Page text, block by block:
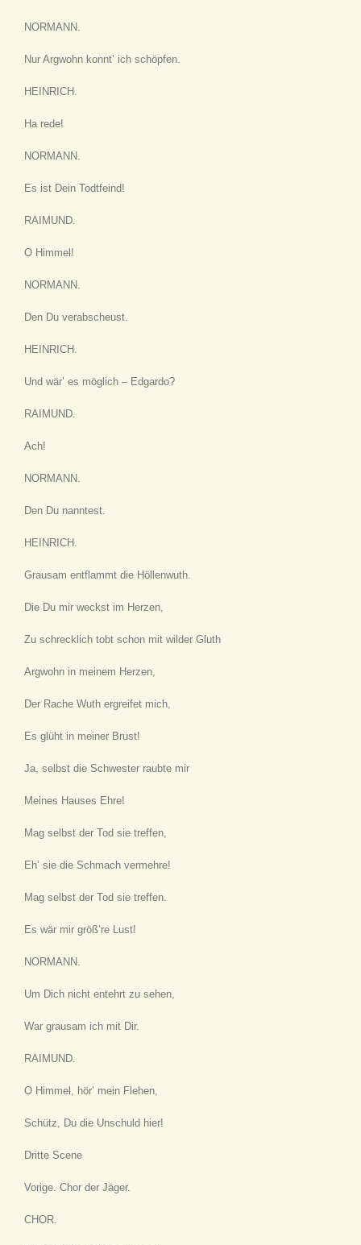
NORMANN.
Nur Argwohn konnt’ ich schöpfen.
HEINRICH.
Ha rede!
NORMANN.
Es ist Dein Todtfeind!
RAIMUND.
O Himmel!
NORMANN.
Den Du verabscheust.
HEINRICH.
Und wär’ es möglich – Edgardo?
RAIMUND.
Ach!
NORMANN.
Den Du nanntest.
HEINRICH.
Grausam entflammt die Höllenwuth.
Die Du mir weckst im Herzen,
Zu schrecklich tobt schon mit wilder Gluth
Argwohn in meinem Herzen,
Der Rache Wuth ergreifet mich,
Es glüht in meiner Brust!
Ja, selbst die Schwester raubte mir
Meines Hauses Ehre!
Mag selbst der Tod sie treffen,
Eh’ sie die Schmach vermehre!
Mag selbst der Tod sie treffen.
Es wär mir größ’re Lust!
NORMANN.
Um Dich nicht entehrt zu sehen,
War grausam ich mit Dir.
RAIMUND.
O Himmel, hör’ mein Flehen,
Schütz, Du die Unschuld hier!
Dritte Scene
Vorige. Chor der Jäger.
CHOR.